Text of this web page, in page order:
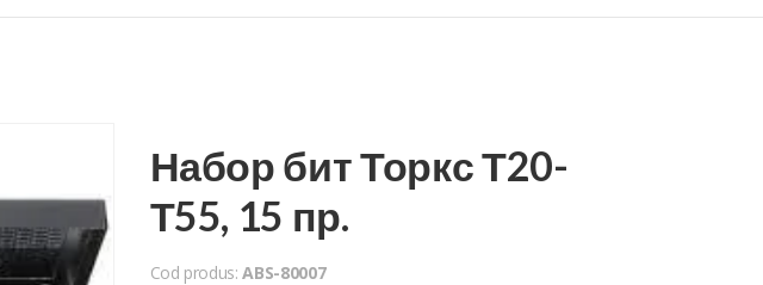
Набор бит Торкс Т20-
Т55, 15 пр.
Cod produs:ABS-80007